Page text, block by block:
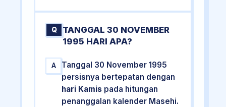
Q
TANGGAL 30 NOVEMBER
1995 HARI APA?
A
Tanggal 30 November 1995
persisnya bertepatan dengan
hari Kamis pada hitungan
penanggalan kalender Masehi.